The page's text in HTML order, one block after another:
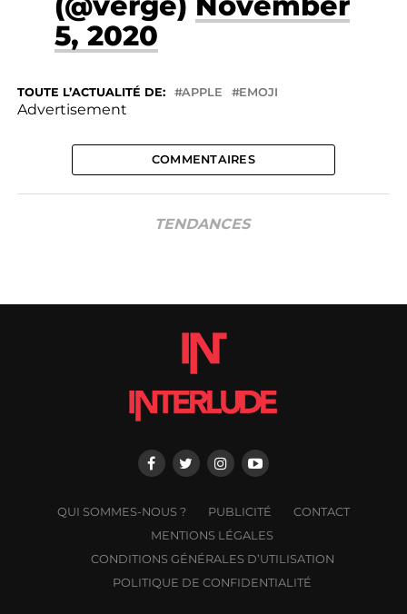
5, 2020
TOUTE L’ACTUALITÉ DE: APPLE EMOJI
Advertisement
COMMENTAIRES
TENDANCES
QUI SOMMES-NOUS ? PUBLICITÉ
CONTACT
MENTIONS LÉGALES
CONDITIONS GÉNÉRALES D’UTILISATION
POLITIQUE DE CONFIDENTIALITÉ